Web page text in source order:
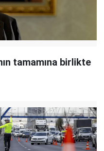
tamamına birlikte